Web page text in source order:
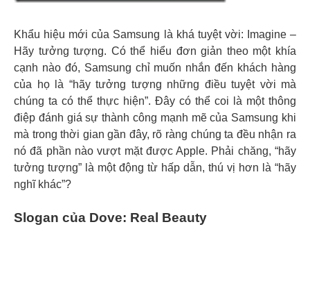
Khẩu hiệu mới của Samsung là khá tuyệt vời: Imagine –
Hãy tưởng tượng. Có thể hiểu đơn giản theo một khía
cạnh nào đó, Samsung chỉ muốn nhắn đến khách hàng
của họ là “hãy tưởng tượng những điều tuyệt vời mà
chúng ta có thể thực hiện”. Đây có thể coi là một thông
điệp đánh giá sự thành công mạnh mẽ của Samsung khi
mà trong thời gian gần đây, rõ ràng chúng ta đều nhận ra
nó đã phần nào vượt mặt được Apple. Phải chăng, “hãy
tưởng tượng” là một động từ hấp dẫn, thú vị hơn là “hãy
nghĩ khác”?
Slogan của Dove: Real Beauty